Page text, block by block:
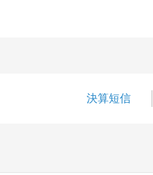
決算短信